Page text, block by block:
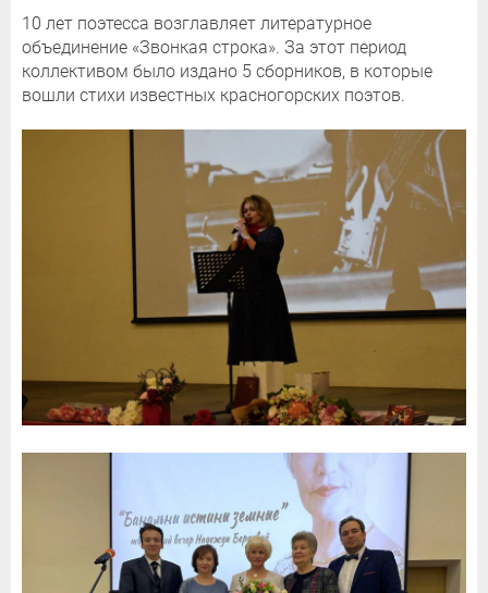
10 лет поэтесса возглавляет литературное
объединение «Звонкая строка». За этот период
коллективом было издано 5 сборников, в которые
вошли стихи известных красногорских поэтов.